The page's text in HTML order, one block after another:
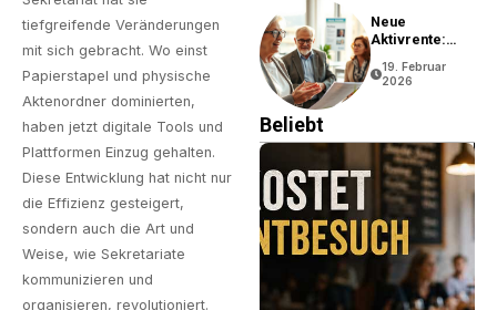
tiefgreifende Veränderungen
mit sich gebracht. Wo einst
Papierstapel und physische
Aktenordner dominierten,
haben jetzt digitale Tools und
Plattformen Einzug gehalten.
Diese Entwicklung hat nicht nur
die Effizienz gesteigert,
sondern auch die Art und
Weise, wie Sekretariate
kommunizieren und
organisieren, revolutioniert.
Neue
Aktivrente:
Bedingungen
19. Februar
2026
Beliebt